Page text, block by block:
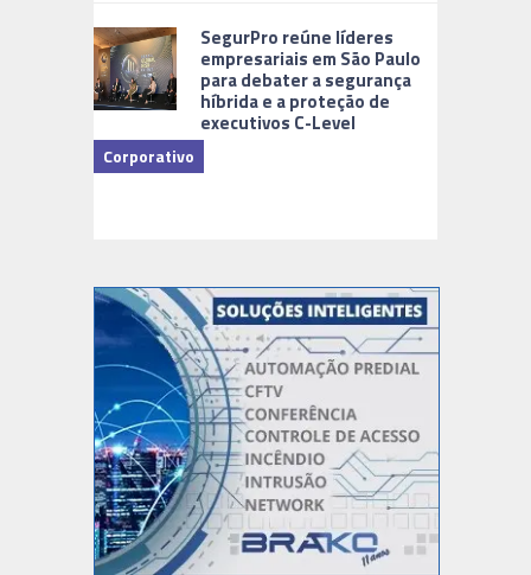
SegurPro reúne líderes
empresariais em São Paulo
para debater a segurança
híbrida e a proteção de
executivos C-Level
Corporativo